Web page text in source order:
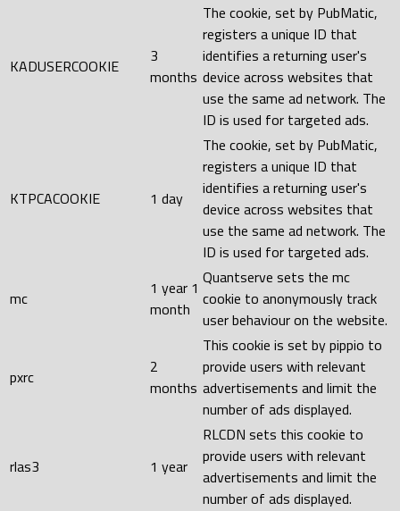
KADUSERCOOKIE
3
months
The cookie, set by PubMatic,
registers a unique ID that
identifies a returning user's
device across websites that
use the same ad network. The
ID is used for targeted ads.
KTPCACOOKIE 1 day
The cookie, set by PubMatic,
registers a unique ID that
identifies a returning user's
device across websites that
use the same ad network. The
ID is used for targeted ads.
mc
1 year 1
month
Quantserve sets the mc
cookie to anonymously track
user behaviour on the website.
pxrc
2
months
This cookie is set by pippio to
provide users with relevant
advertisements and limit the
number of ads displayed.
rlas3 1 year
RLCDN sets this cookie to
provide users with relevant
advertisements and limit the
number of ads displayed.